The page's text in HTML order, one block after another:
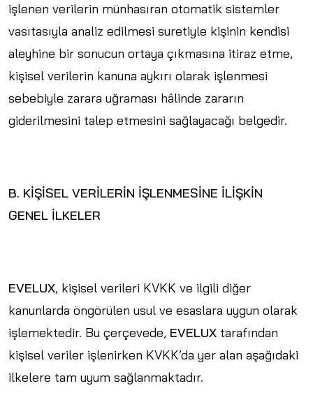
işlenen verilerin münhasıran otomatik sistemler
vasıtasıyla analiz edilmesi suretiyle kişinin kendisi
aleyhine bir sonucun ortaya çıkmasına itiraz etme,
kişisel verilerin kanuna aykırı olarak işlenmesi
sebebiyle zarara uğraması hâlinde zararın
giderilmesini talep etmesini sağlayacağı belgedir.
B. KİŞİSEL VERİLERİN İŞLENMESİNE İLİŞKİN
GENEL İLKELER
EVELUX, kişisel verileri KVKK ve ilgili diğer
kanunlarda öngörülen usul ve esaslara uygun olarak
işlemektedir. Bu çerçevede, EVELUX tarafından
kişisel veriler işlenirken KVKK’da yer alan aşağıdaki
ilkelere tam uyum sağlanmaktadır.